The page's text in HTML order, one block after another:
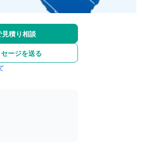
積り相談
ージを送る